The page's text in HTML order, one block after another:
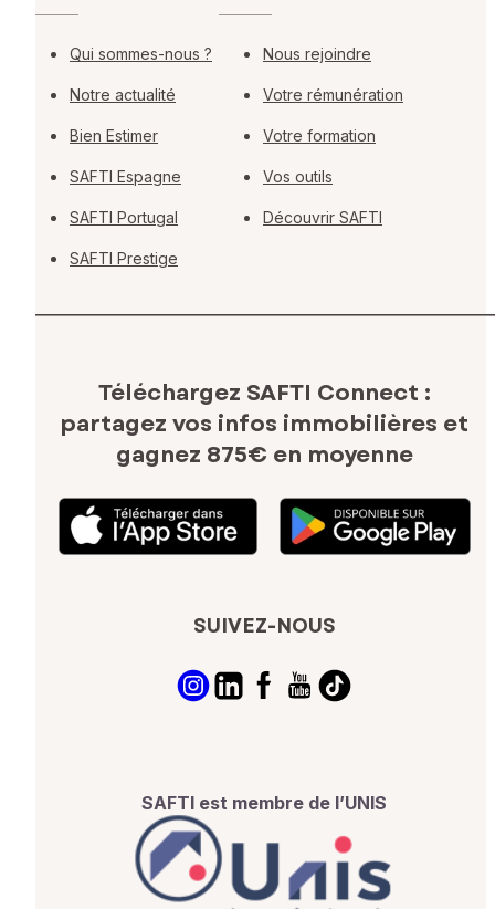
Qui sommes-nous ?
Notre actualité
Bien Estimer
SAFTI Espagne
SAFTI Portugal
SAFTI Prestige
Nous rejoindre
Votre rémunération
Votre formation
Vos outils
Découvrir SAFTI
Téléchargez SAFTI Connect :
partagez vos infos immobilières et
gagnez 875€ en moyenne
SUIVEZ-NOUS
SAFTI est membre de l’UNIS